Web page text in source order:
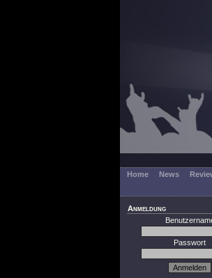
Home News
Anmeldung
Passwort